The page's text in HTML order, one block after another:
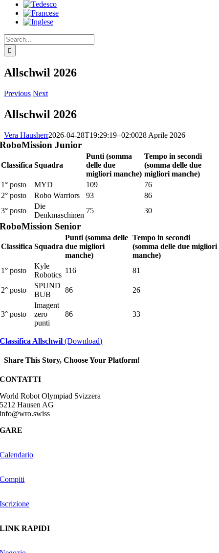
Search
for:
Allschwil 2026
Previous Next
Allschwil 2026
Vera Hausherr2026-04-28T19:29:19+02:0028 Aprile 2026|
RoboMission Junior
Classifica Squadra
Punti (somma
delle due
migliori manche)
Tempo in secondi
(somma delle due
migliori manche)
1° posto
MYD 109
76
2° posto
Robo Warriors 93
86
3° posto
Die
Denkmaschinen
75 30
RoboMission Senior
Classifica Squadra
Punti (somma delle
due migliori
manche)
Tempo in secondi
(somma delle due migliori
manche)
1° posto
Kyle
Robotics
116 81
2° posto
SPUND
BUB
86 26
3° posto
Imagent
zero
punti
86 33
Classifica Allschwil (Download)
Share This Story, Choose Your Platform!
Facebook
CONTATTI
World Robot Olympiad Svizzera
5212 Hausen AG
info@wro.swiss
GARE
Calendario
Compiti
Iscrizione
LINK RAPIDI